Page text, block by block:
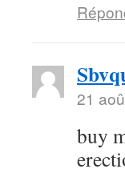
21
buy